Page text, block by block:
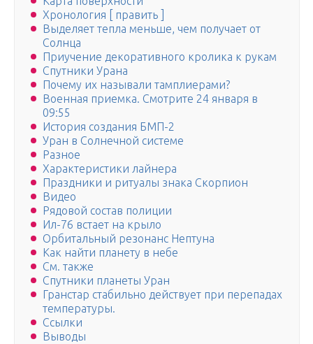
Хронология [ править ]
Выделяет тепла меньше, чем получает от
Солнца
Приучение декоративного кролика к рукам
Спутники Урана
Почему их называли тамплиерами?
Военная приемка. Смотрите 24 января в
09:55
История создания БМП-2
Уран в Солнечной системе
Разное
Характеристики лайнера
Праздники и ритуалы знака Скорпион
Видео
Рядовой состав полиции
Ил-76 встает на крыло
Орбитальный резонанс Нептуна
Как найти планету в небе
См. также
Спутники планеты Уран
Гранстар стабильно действует при перепадах
температуры.
Ссылки
Выводы